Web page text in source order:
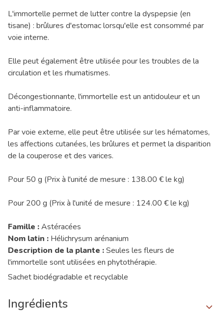
L'immortelle permet de lutter contre la dyspepsie (en
tisane) : brûlures d'estomac lorsqu'elle est consommé par
voie interne.
Elle peut également être utilisée pour les troubles de la
circulation et les rhumatismes.
Décongestionnante, l'immortelle est un antidouleur et un
anti-inflammatoire.
Par voie externe, elle peut être utilisée sur les hématomes,
les affections cutanées, les brûlures et permet la disparition
de la couperose et des varices.
Pour 50 g (Prix à l'unité de mesure : 138.00 € le kg)
Pour 200 g (Prix à l'unité de mesure : 124.00 € le kg)
Famille :Astéracées
Nom latin : Hélichrysum arénanium
Description de la plante :Seules les fleurs de
l'immortelle sont utilisées en phytothérapie.
Sachet biodégradable et recyclable
Ingrédients